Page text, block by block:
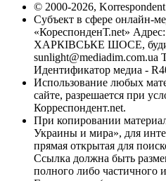
© 2000-2026,
Субъект в сфере онлайн-
«КореспонденТ.net»
ХАРКІВСЬКЕ ШОСЕ,
sunlight@mediadim.com.ua
Идентификатор медиа -
Использование любых
сайте, разрешается при
Корреспондент.net.
При копировании
Украины и мира», для
прямая открытая для
Ссылка должна быть
полного либо частичного